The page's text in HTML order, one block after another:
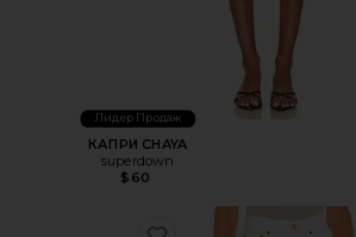
Лидер Продаж
КАПРИ CHAYA
superdown
$60